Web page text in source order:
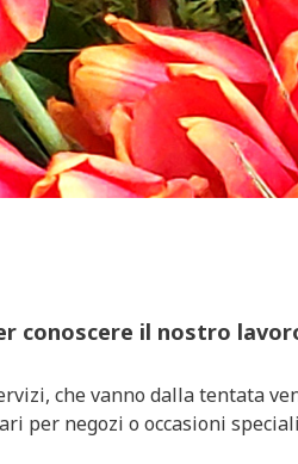
conoscere il nostro
che vanno dalla tentata
per negozi o occasioni